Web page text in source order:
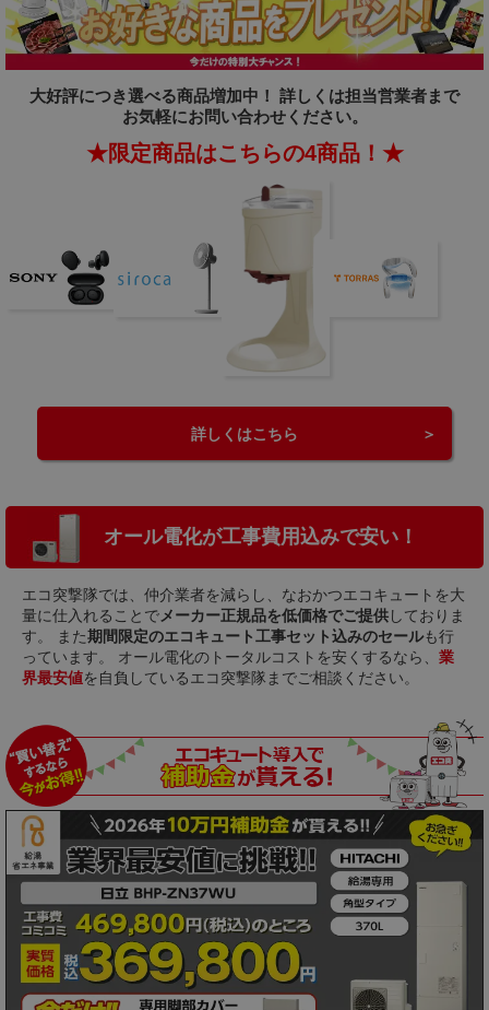
大好評につき選べる商品増加中！ 詳しくは担当営業者まで
お気軽にお問い合わせください。
★限定商品はこちらの4商品！★
詳しくはこちら
オール電化が工事費用込みで安い！
エコ突撃隊では、仲介業者を減らし、なおかつエコキュートを大
量に仕入れることでメーカー正規品を低価格でご提供しておりま
す。 また期間限定のエコキュート工事セット込みのセールも行
っています。 オール電化のトータルコストを安くするなら、 業
界最安値を自負しているエコ突撃隊までご相談ください。